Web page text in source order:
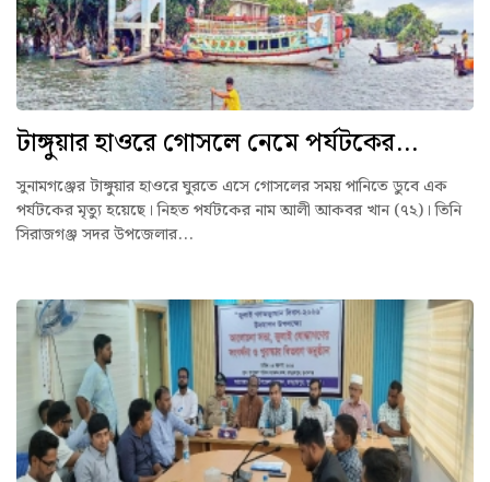
টাঙ্গুয়ার হাওরে গোসলে নেমে পর্যটকের...
সুনামগঞ্জের টাঙ্গুয়ার হাওরে ঘুরতে এসে গোসলের সময় পানিতে ডুবে এক
পর্যটকের মৃত্যু হয়েছে। নিহত পর্যটকের নাম আলী আকবর খান (৭২)। তিনি
সিরাজগঞ্জ সদর উপজেলার...